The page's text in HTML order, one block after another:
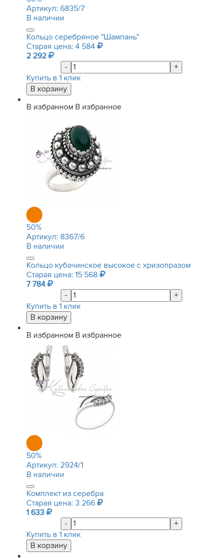
Артикул: 6835/7
В наличии
Кольцо серебряное "Шампань"
Старая цена: 4 584
2 292
-
+
Купить в 1 клик
В избранном В избранное
50%
Артикул: 8367/6
В наличии
Кольцо кубачинское высокое с хризопразом
Старая цена: 15 568
7 784
-
+
Купить в 1 клик
В избранном В избранное
50%
Артикул: 2924/1
В наличии
Комплект из серебра
Старая цена: 3 266
1 633
-
+
Купить в 1 клик